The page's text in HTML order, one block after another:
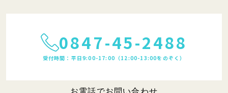
0847-45-2488
受付時間：平日9:00-17:00（12:00-13:00をのぞく）
お電話でお問い合わせ